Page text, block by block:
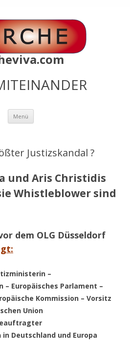
Menü Zum
springen
Justizskandal ?
und Aris Christidis
Whistleblower sind
dem OLG Düsseldorf
–
Europäisches Parlament –
Kommission – Vorsitz
Union
Deutschland und Europa